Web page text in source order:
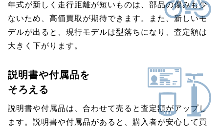
年式が新しく走行距離が短いものは、部品の傷みも少
ないため、高価買取が期待できます。また、新しいモ
デルが出ると、現行モデルは型落ちになり、査定額は
大きく下がります。
説明書や付属品を
そろえる
説明書や付属品は、合わせて売ると査定額がアップし
ます。説明書や付属品があると、購入者が安心して買